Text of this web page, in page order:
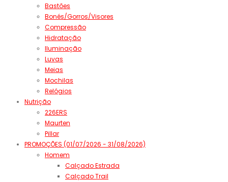
Bastões
Bonés/Gorros/Visores
Compressão
Hidratação
Iluminação
Luvas
Meias
Mochilas
Relógios
Nutrição
226ERS
Maurten
Pillar
PROMOÇÕES (01/07/2026 - 31/08/2026)
Homem
Calçado Estrada
Calçado Trail